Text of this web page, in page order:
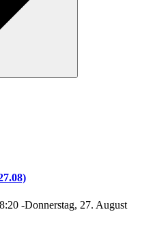
-Donnerstag, 27. August